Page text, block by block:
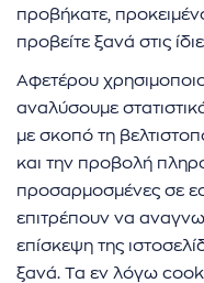
προβήκατε,
προβείτε ξανά στις
Αφετέρου
αναλύσουμε
με σκοπό τη
και την προβολή
προσαρμοσμένες σε
επιτρέπουν να
επίσκεψη της
ξανά. Τα εν λόγω